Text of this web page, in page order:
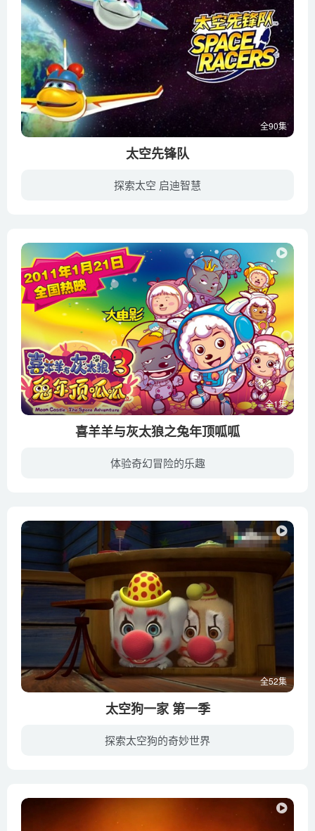
全90集
太空先锋队
探索太空 启迪智慧
全1集
喜羊羊与灰太狼之兔年顶呱呱
体验奇幻冒险的乐趣
全52集
太空狗一家 第一季
探索太空狗的奇妙世界